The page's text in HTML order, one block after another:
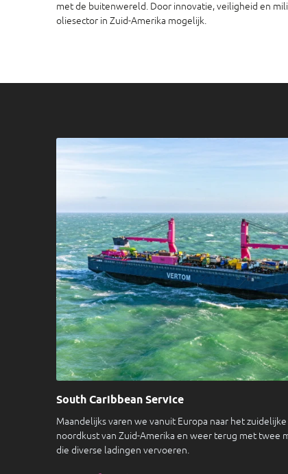
met de buitenwereld. Door innovatie, veiligheid en
oliesector in Zuid-Amerika mogelijk.
South Caribbean Service
Maandelijks varen we vanuit Europa naar het
noordkust van Zuid-Amerika en weer terug met twee
die diverse ladingen vervoeren.